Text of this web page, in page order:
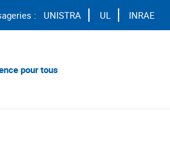
: UNISTRA UL INRAE
pour tous